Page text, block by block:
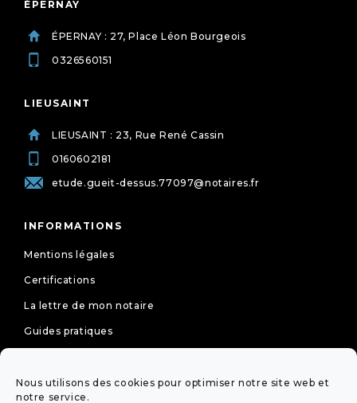
Nous utilisons des cookies pour optimiser notre site web et
notre service.
ÉPERNAY
ÉPERNAY : 27, Place Léon Bourgeois
0326560151
LIEUSAINT
LIEUSAINT : 23, Rue René Cassin
0160602181
etude.gueit-dessus.77097@notaires.fr
INFORMATIONS
Mentions légales
Certifications
La lettre de mon notaire
Guides pratiques
Politique de cookies (UE)